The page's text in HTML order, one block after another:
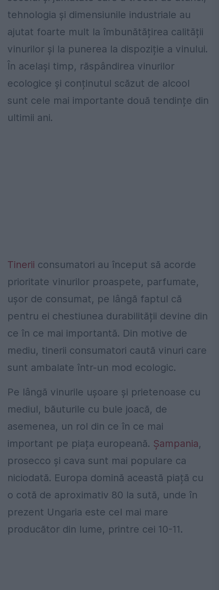
tehnologia și dimensiunile industriale au
ajutat foarte mult la îmbunătățirea calității
vinurilor și la punerea la dispoziție a vinului.
În același timp, răspândirea vinurilor
ecologice și conținutul scăzut de alcool
sunt cele mai importante două tendințe din
ultimii ani.
Tinerii consumatori au început să acorde
prioritate vinurilor proaspete, parfumate,
ușor de consumat, pe lângă faptul că
pentru ei chestiunea durabilității devine din
ce în ce mai importantă. Din motive de
mediu, tinerii consumatori caută vinuri care
sunt ambalate într-un mod ecologic.
Pe lângă vinurile ușoare și prietenoase cu
mediul, băuturile cu bule joacă, de
asemenea, un rol din ce în ce mai
important pe piața europeană. Șampania,
prosecco şi cava sunt mai populare ca
niciodată. Europa domină această piață cu
o cotă de aproximativ 80 la sută, unde în
prezent Ungaria este cel mai mare
producător din lume, printre cei 10-11.